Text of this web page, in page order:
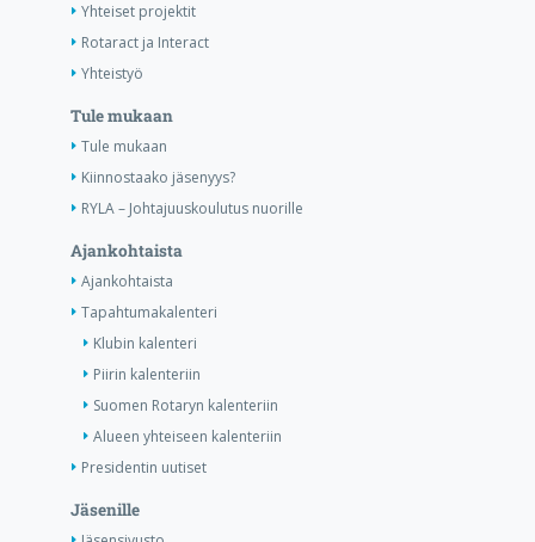
Yhteiset projektit
Rotaract ja Interact
Yhteistyö
Tule mukaan
Tule mukaan
Kiinnostaako jäsenyys?
RYLA – Johtajuuskoulutus nuorille
Ajankohtaista
Ajankohtaista
Tapahtumakalenteri
Klubin kalenteri
Piirin kalenteriin
Suomen Rotaryn kalenteriin
Alueen yhteiseen kalenteriin
Presidentin uutiset
Jäsenille